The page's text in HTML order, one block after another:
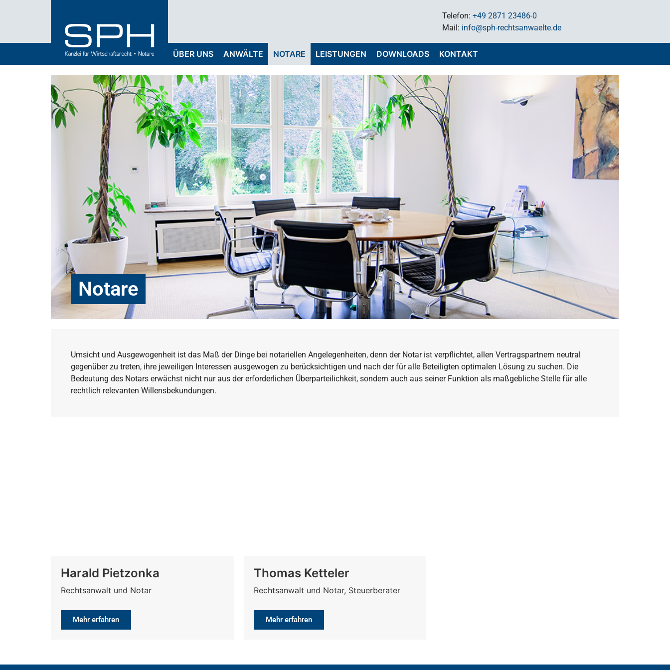
Telefon:+49 2871 23486-0
Mail: info@sph-rechtsanwaelte.de
ÜBER UNS ANWÄLTE NOTARE LEISTUNGEN DOWNLOADS KONTAKT
Notare
Umsicht und Ausgewogenheit ist das Maß der Dinge bei notariellen Angelegenheiten, denn der Notar ist verpflichtet, allen Vertragspartnern neutral
gegenüber zu treten, ihre jeweiligen Interessen ausgewogen zu berücksichtigen und nach der für alle Beteiligten optimalen Lösung zu suchen. Die
Bedeutung des Notars erwächst nicht nur aus der erforderlichen Überparteilichkeit, sondern auch aus seiner Funktion als maßgebliche Stelle für alle
rechtlich relevanten Willensbekundungen.
Harald Pietzonka
Rechtsanwalt und Notar
Mehr erfahren
Thomas Ketteler
Rechtsanwalt und Notar, Steuerberater
Mehr erfahren